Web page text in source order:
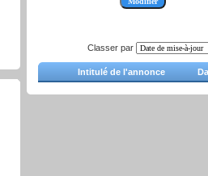
Classer par
Intitulé de l'annonce